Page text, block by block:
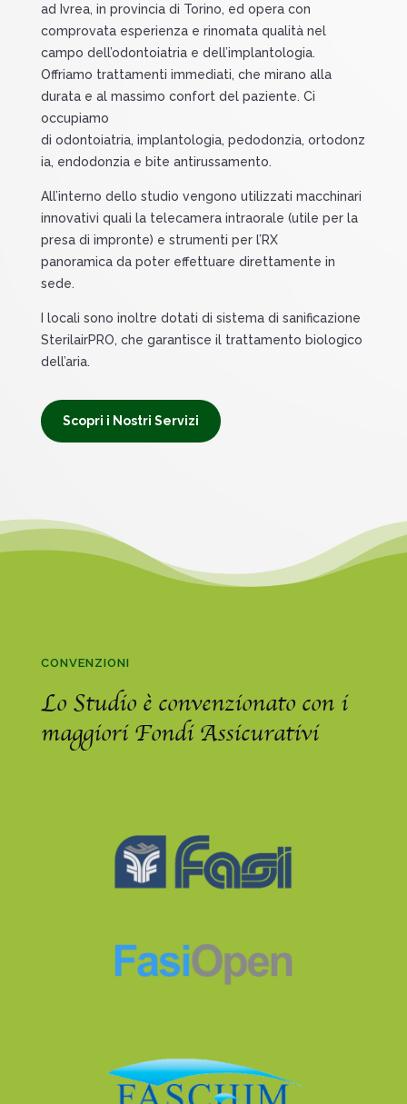
ad Ivrea, in provincia di Torino, ed opera con
comprovata esperienza e rinomata qualità nel
campo dell’odontoiatria e dell’implantologia.
Offriamo trattamenti immediati, che mirano alla
durata e al massimo confort del paziente. Ci
occupiamo
di odontoiatria, implantologia, pedodonzia, ortodonz
ia, endodonzia e bite antirussamento.
All’interno dello studio vengono utilizzati macchinari
innovativi quali la telecamera intraorale (utile per la
presa di impronte) e strumenti per l’RX
panoramica da poter effettuare direttamente in
sede.
I locali sono inoltre dotati di sistema di sanificazione
SterilairPRO, che garantisce il trattamento biologico
dell’aria.
Scopri i Nostri Servizi
CONVENZIONI
Lo Studio è convenzionato con i
maggiori Fondi Assicurativi